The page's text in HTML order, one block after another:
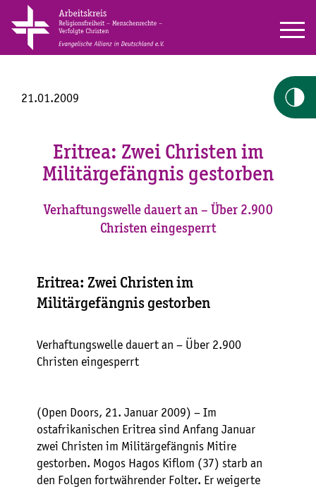
21.01.2009
Eritrea: Zwei Christen im
Militärgefängnis gestorben
Verhaftungswelle dauert an – Über 2.900
Christen eingesperrt
Eritrea: Zwei Christen im
Militärgefängnis gestorben
Verhaftungswelle dauert an – Über 2.900
Christen eingesperrt
(Open Doors, 21. Januar 2009) – Im
ostafrikanischen Eritrea sind Anfang Januar
zwei Christen im Militärgefängnis Mitire
gestorben. Mogos Hagos Kiflom (37) starb an
den Folgen fortwährender Folter. Er weigerte